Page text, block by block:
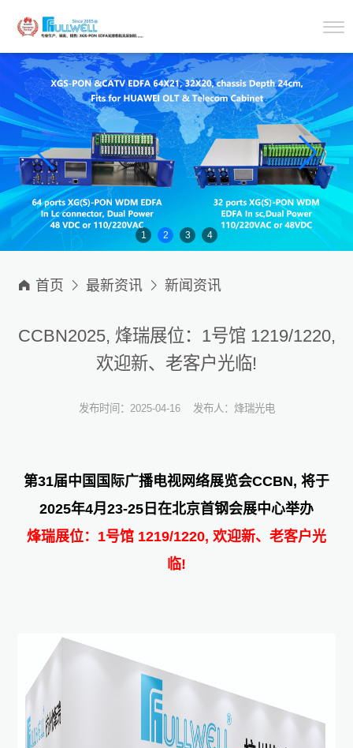
1 2 3 4
 首页  最新资讯 新闻资讯
CCBN2025, 烽瑞展位：1号馆 1219/1220,
欢迎新、老客户光临!
发布时间：2025-04-16 发布人：烽瑞光电
第31届中国国际广播电视网络展览会CCBN, 将于
2025年4月23-25日在北京首钢会展中心举办
烽瑞展位：1号馆 1219/1220, 欢迎新、老客户光
临!